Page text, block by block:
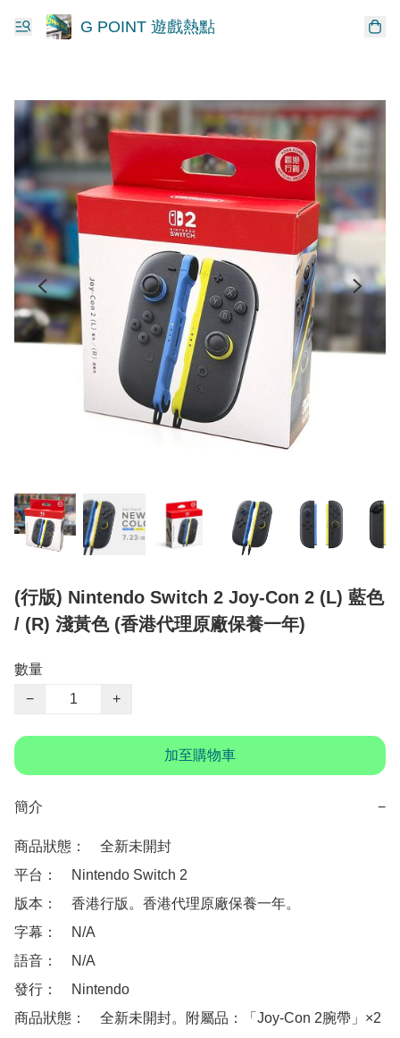
G POINT 遊戲熱點
(行版) Nintendo Switch 2 Joy-Con 2 (L) 藍色
/ (R) 淺黃色 (香港代理原廠保養一年)
數量
−
+
加至購物車
簡介 −
商品狀態：　全新未開封
平台：　Nintendo Switch 2
版本：　香港行版。香港代理原廠保養一年。
字幕：　N/A
語音：　N/A
發行：　Nintendo
商品狀態：　全新未開封。附屬品：「Joy-Con 2腕帶」×2